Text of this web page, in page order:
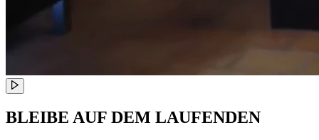
BLEIBE AUF DEM LAUFENDEN